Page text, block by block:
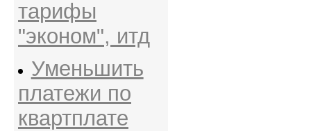
тарифы
"эконом", итд
Уменьшить
платежи по
квартплате